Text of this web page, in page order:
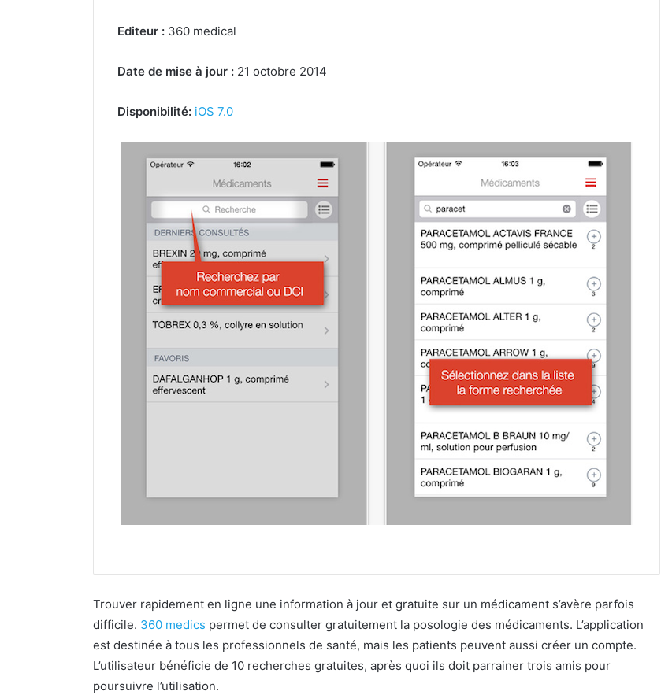
Editeur : 360 medical
Date de mise à jour : 21 octobre 2014
Disponibilité: iOS 7.0
Trouver rapidement en ligne une information à jour et gratuite sur un médicament s’avère parfois
difficile. 360 medics permet de consulter gratuitement la posologie des médicaments. L’application
est destinée à tous les professionnels de santé, mais les patients peuvent aussi créer un compte.
L’utilisateur bénéficie de 10 recherches gratuites, après quoi ils doit parrainer trois amis pour
poursuivre l’utilisation.